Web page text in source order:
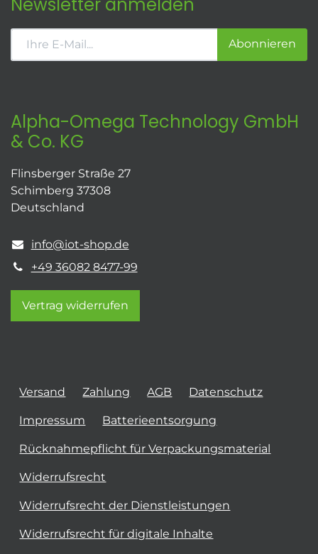
Abonnieren
Alpha-Omega Technology GmbH
& Co. KG
Flinsberger Straße 27
Schimberg 37308
Deutschland
info@iot-shop.de
+49 36082 8477-99
Vertrag widerrufen
Versand Zahlung AGB Datenschutz
Impressum Batterieentsorgung
Rücknahmepflicht für Verpackungsmaterial
Widerrufsrecht
Widerrufsrecht der Dienstleistungen
Widerrufsrecht für digitale Inhalte